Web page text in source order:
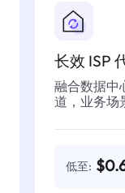
长效 ISP
融合数据中
道，业务场
低至: